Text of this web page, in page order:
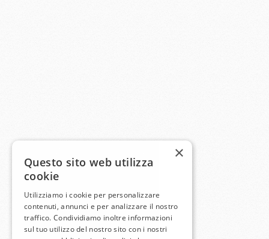
×
Questo sito web utilizza
cookie
Utilizziamo i cookie per personalizzare
contenuti, annunci e per analizzare il nostro
traffico. Condividiamo inoltre informazioni
sul tuo utilizzo del nostro sito con i nostri